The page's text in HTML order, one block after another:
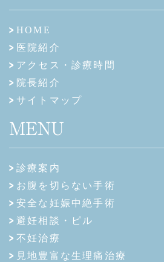
HOME
医院紹介
アクセス・診療時間
院長紹介
サイトマップ
MENU
診療案内
お腹を切らない手術
安全な妊娠中絶手術
避妊相談・ピル
不妊治療
見地豊富な生理痛治療